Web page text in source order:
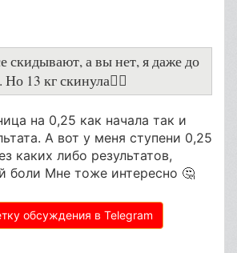
скидывают, а вы нет, я даже до
13 кг скинула🤷‍♀
на 0,25 как начала так и
А вот у меня ступени 0,25
каких либо результатов,
боли Мне тоже интересно 🤔
обсуждения в Telegram